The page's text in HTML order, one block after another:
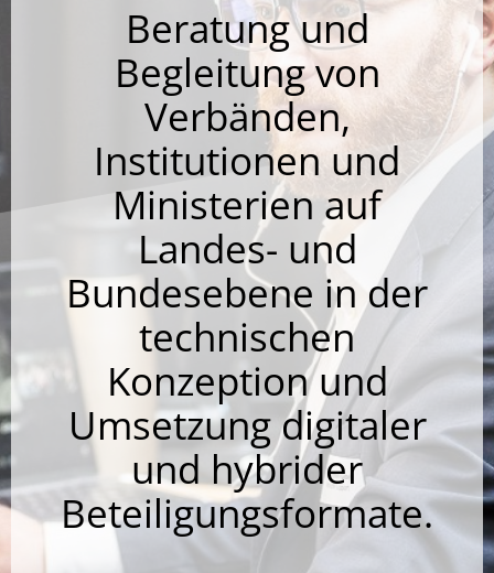
Beratung und
Begleitung von
Verbänden,
Institutionen und
Ministerien auf
Landes- und
Bundesebene in der
technischen
Konzeption und
Umsetzung digitaler
und hybrider
Beteiligungsformate.